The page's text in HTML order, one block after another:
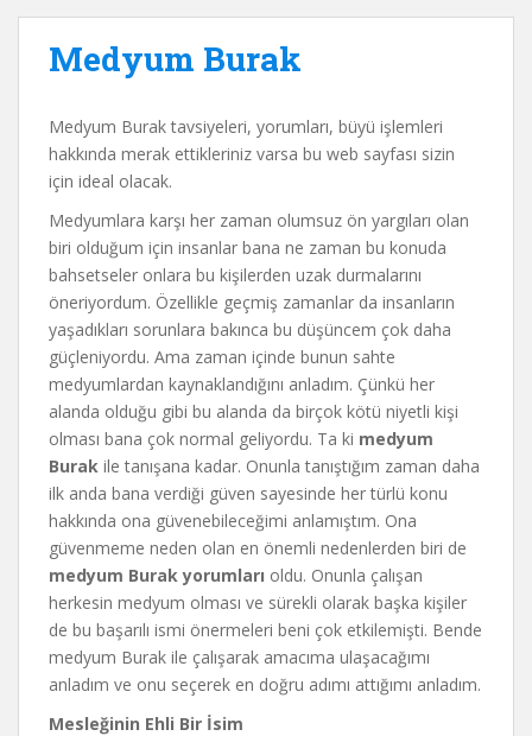
Medyum Burak
Medyum Burak tavsiyeleri, yorumları, büyü işlemleri
hakkında merak ettikleriniz varsa bu web sayfası sizin
için ideal olacak.
Medyumlara karşı her zaman olumsuz ön yargıları olan
biri olduğum için insanlar bana ne zaman bu konuda
bahsetseler onlara bu kişilerden uzak durmalarını
öneriyordum. Özellikle geçmiş zamanlar da insanların
yaşadıkları sorunlara bakınca bu düşüncem çok daha
güçleniyordu. Ama zaman içinde bunun sahte
medyumlardan kaynaklandığını anladım. Çünkü her
alanda olduğu gibi bu alanda da birçok kötü niyetli kişi
olması bana çok normal geliyordu. Ta ki medyum
Burak ile tanışana kadar. Onunla tanıştığım zaman daha
ilk anda bana verdiği güven sayesinde her türlü konu
hakkında ona güvenebileceğimi anlamıştım. Ona
güvenmeme neden olan en önemli nedenlerden biri de
medyum Burak yorumları oldu. Onunla çalışan
herkesin medyum olması ve sürekli olarak başka kişiler
de bu başarılı ismi önermeleri beni çok etkilemişti. Bende
medyum Burak ile çalışarak amacıma ulaşacağımı
anladım ve onu seçerek en doğru adımı attığımı anladım.
Mesleğinin Ehli Bir İsim